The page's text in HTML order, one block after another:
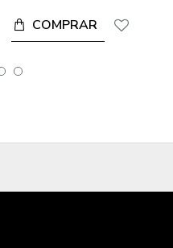
CONTACTAR